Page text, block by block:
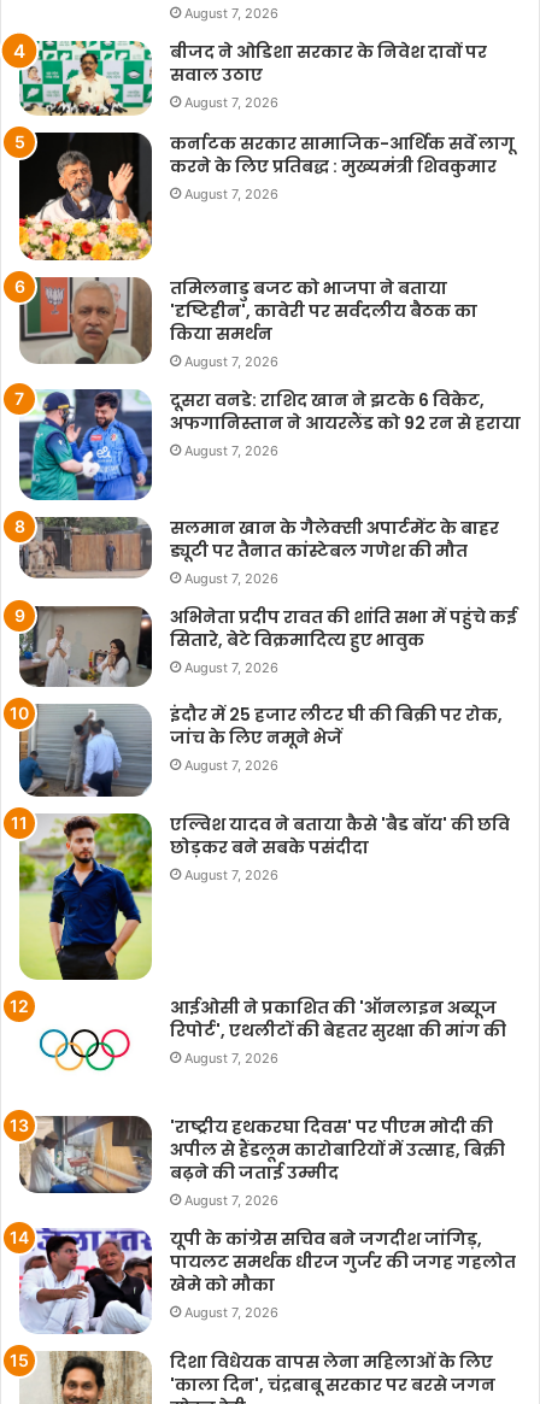
August 7, 2026
बीजद ने ओडिशा सरकार के निवेश दावों पर
सवाल उठाए
August 7, 2026
कर्नाटक सरकार सामाजिक-आर्थिक सर्वे लागू
करने के लिए प्रतिबद्ध : मुख्यमंत्री शिवकुमार
August 7, 2026
तमिलनाडु बजट को भाजपा ने बताया
'दृष्टिहीन', कावेरी पर सर्वदलीय बैठक का
किया समर्थन
August 7, 2026
दूसरा वनडे: राशिद खान ने झटके 6 विकेट,
अफगानिस्तान ने आयरलैंड को 92 रन से हराया
August 7, 2026
सलमान खान के गैलेक्सी अपार्टमेंट के बाहर
ड्यूटी पर तैनात कांस्टेबल गणेश की मौत
August 7, 2026
अभिनेता प्रदीप रावत की शांति सभा में पहुंचे कई
सितारे, बेटे विक्रमादित्य हुए भावुक
August 7, 2026
इंदौर में 25 हजार लीटर घी की बिक्री पर रोक,
जांच के लिए नमूने भेजें
August 7, 2026
एल्विश यादव ने बताया कैसे 'बैड बॉय' की छवि
छोड़कर बने सबके पसंदीदा
August 7, 2026
आईओसी ने प्रकाशित की 'ऑनलाइन अब्यूज
रिपोर्ट', एथलीटों की बेहतर सुरक्षा की मांग की
August 7, 2026
'राष्ट्रीय हथकरघा दिवस' पर पीएम मोदी की
अपील से हैंडलूम कारोबारियों में उत्साह, बिक्री
बढ़ने की जताई उम्मीद
August 7, 2026
यूपी के कांग्रेस सचिव बने जगदीश जांगिड़,
पायलट समर्थक धीरज गुर्जर की जगह गहलोत
खेमे को मौका
August 7, 2026
दिशा विधेयक वापस लेना महिलाओं के लिए
'काला दिन', चंद्रबाबू सरकार पर बरसे जगन